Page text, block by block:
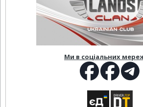
Ми в соціальних